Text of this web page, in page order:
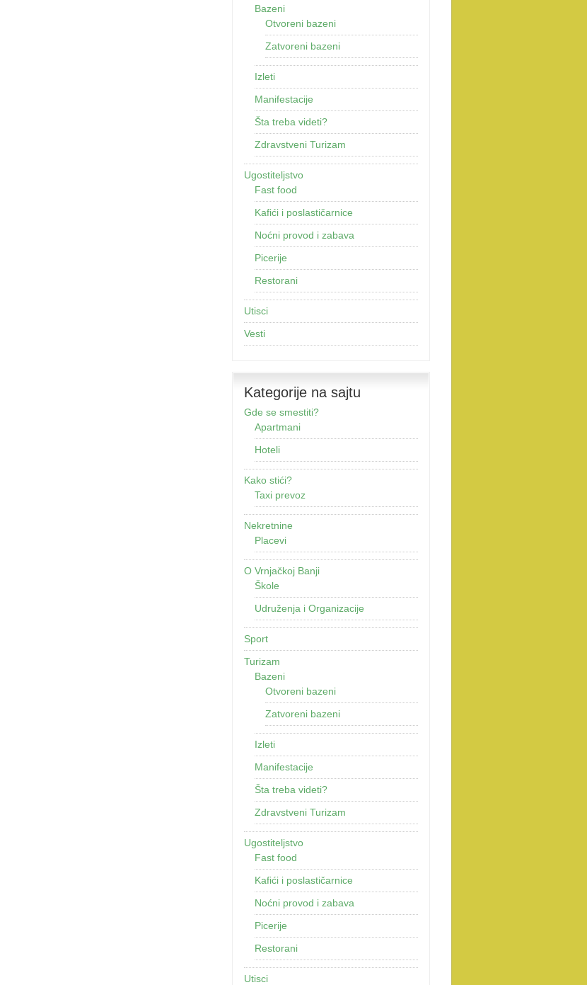
Bazeni
Otvoreni bazeni
Zatvoreni bazeni
Izleti
Manifestacije
Šta treba videti?
Zdravstveni Turizam
Ugostiteljstvo
Fast food
Kafići i poslastičarnice
Noćni provod i zabava
Picerije
Restorani
Utisci
Vesti
Kategorije na sajtu
Gde se smestiti?
Apartmani
Hoteli
Kako stići?
Taxi prevoz
Nekretnine
Placevi
O Vrnjačkoj Banji
Škole
Udruženja i Organizacije
Sport
Turizam
Bazeni
Otvoreni bazeni
Zatvoreni bazeni
Izleti
Manifestacije
Šta treba videti?
Zdravstveni Turizam
Ugostiteljstvo
Fast food
Kafići i poslastičarnice
Noćni provod i zabava
Picerije
Restorani
Utisci